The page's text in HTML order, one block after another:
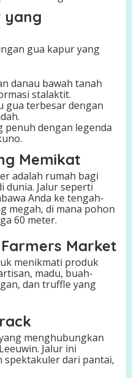
yang
gua kapur yang
danau bawah tanah
stalaktit.
gua terbesar dengan
penuh dengan legenda
Memikat
adalah rumah bagi
Jalur seperti
Anda ke tengah-
megah, di mana pohon
60 meter.
Market
menikmati produk
madu, buah-
dan truffle yang
menghubungkan
Jalur ini
spektakuler dari pantai,